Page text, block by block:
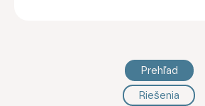
Prehľad
Riešenia